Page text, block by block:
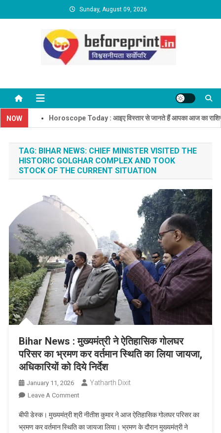
to
Sunday, August 09, 2026
NOW Horoscope Today : आइए विस्तार से जानते हैं आपका आज का राशिफल
TAG: BIHAR NEWS: CHIEF MINISTER VISITED THE
HISTORIC GOLGHAR COMPLEX AND TOOK
STOCK OF THE CURRENT SITUATION
Bihar News : मुख्यमंत्री ने ऐतिहासिक गोलघर
परिसर का भ्रमण कर वर्तमान स्थिति का लिया जायजा,
अधिकारियों को दिये निर्देश
January 11, 2026 Yatharth Dixit
Leave A CommentOn
News
:
बीपी डेस्क। मुख्यमंत्री श्री नीतीश कुमार ने आज ऐतिहासिक गोलघर परिसर का
भ्रमण कर वर्तमान स्थिति का जायजा लिया। भ्रमण के दौरान मुख्यमंत्री ने